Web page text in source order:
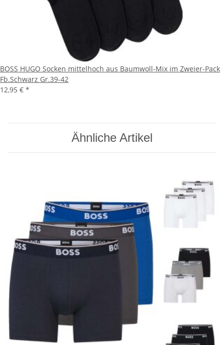
BOSS HUGO Socken mittelhoch aus Baumwoll-Mix im Zweier-Pack
Fb.Schwarz Gr.39-42
12,95 € *
Ähnliche Artikel